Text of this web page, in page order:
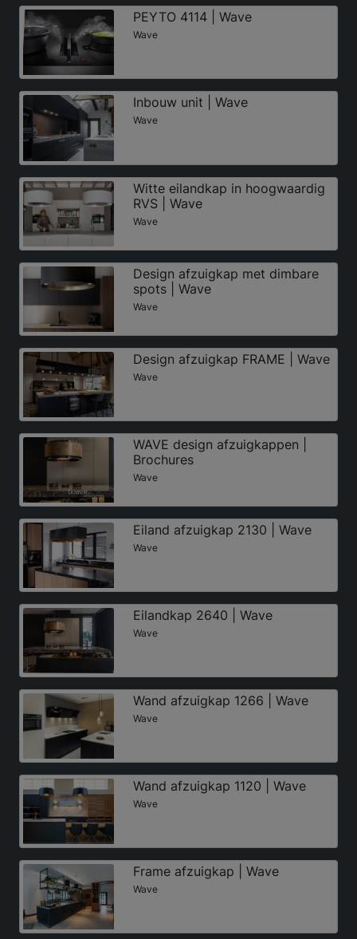
PEYTO 4114 | Wave
Wave
Inbouw unit | Wave
Wave
Witte eilandkap in hoogwaardig
RVS | Wave
Wave
Design afzuigkap met dimbare
spots | Wave
Wave
Design afzuigkap FRAME | Wave
Wave
WAVE design afzuigkappen |
Brochures
Wave
Eiland afzuigkap 2130 | Wave
Wave
Eilandkap 2640 | Wave
Wave
Wand afzuigkap 1266 | Wave
Wave
Wand afzuigkap 1120 | Wave
Wave
Frame afzuigkap | Wave
Wave